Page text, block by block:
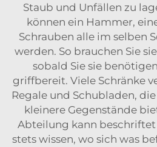
Staub und Unfällen zu
können ein Hammer,
Schrauben alle im selben
werden. So brauchen Sie
sobald Sie sie
griffbereit. Viele Schränke
Regale und Schubladen,
kleinere Gegenstände
Abteilung kann beschriftet
stets wissen, wo sich was